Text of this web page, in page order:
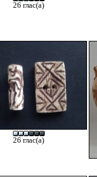
26 глас(а)
26 глас(а)